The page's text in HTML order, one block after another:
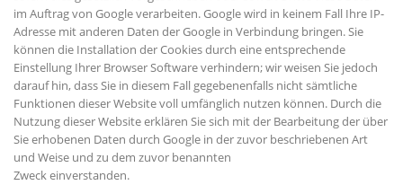
im Auftrag von Google verarbeiten. Google wird in keinem Fall Ihre IP-
Adresse mit anderen Daten der Google in Verbindung bringen. Sie
können die Installation der Cookies durch eine entsprechende
Einstellung Ihrer Browser Software verhindern; wir weisen Sie jedoch
darauf hin, dass Sie in diesem Fall gegebenenfalls nicht sämtliche
Funktionen dieser Website voll umfänglich nutzen können. Durch die
Nutzung dieser Website erklären Sie sich mit der Bearbeitung der über
Sie erhobenen Daten durch Google in der zuvor beschriebenen Art
und Weise und zu dem zuvor benannten
Zweck einverstanden.